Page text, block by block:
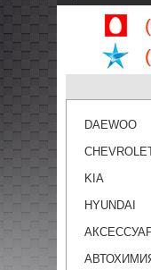
DAEWOO
KIA
HYUNDAI